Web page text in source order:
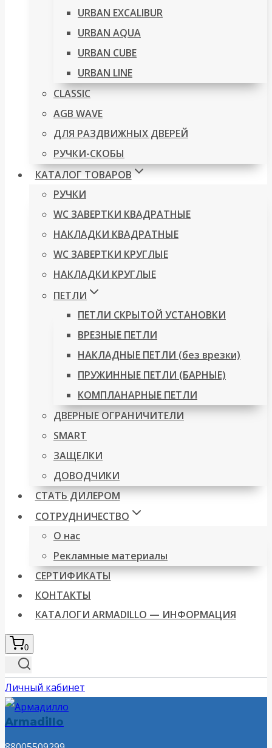
URBAN EXCALIBUR
URBAN AQUA
URBAN CUBE
URBAN LINE
CLASSIC
AGB WAVE
ДЛЯ РАЗДВИЖНЫХ ДВЕРЕЙ
РУЧКИ-СКОБЫ
КАТАЛОГ ТОВАРОВ
РУЧКИ
WC ЗАВЕРТКИ КВАДРАТНЫЕ
НАКЛАДКИ КВАДРАТНЫЕ
WC ЗАВЕРТКИ КРУГЛЫЕ
НАКЛАДКИ КРУГЛЫЕ
ПЕТЛИ
ПЕТЛИ СКРЫТОЙ УСТАНОВКИ
ВРЕЗНЫЕ ПЕТЛИ
НАКЛАДНЫЕ ПЕТЛИ (без врезки)
ПРУЖИННЫЕ ПЕТЛИ (БАРНЫЕ)
КОМПЛАНАРНЫЕ ПЕТЛИ
ДВЕРНЫЕ ОГРАНИЧИТЕЛИ
SMART
ЗАЩЕЛКИ
ДОВОДЧИКИ
СТАТЬ ДИЛЕРОМ
СОТРУДНИЧЕСТВО
О нас
Рекламные материалы
СЕРТИФИКАТЫ
КОНТАКТЫ
КАТАЛОГИ ARMADILLO — ИНФОРМАЦИЯ
0
Личный кабинет
Armadillo